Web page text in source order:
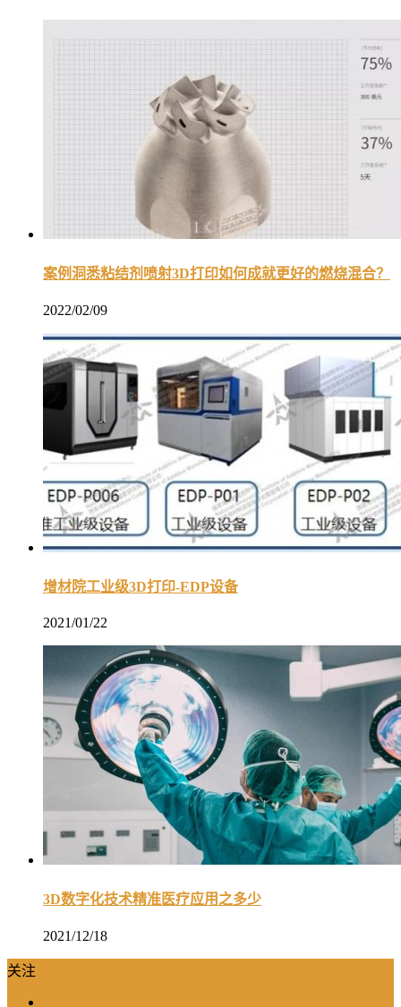
案例洞悉粘结剂喷射3D打印如何成就更好的燃烧混合？
2022/02/09
增材院工业级3D打印-EDP设备
2021/01/22
3D数字化技术精准医疗应用之多少
2021/12/18
关注